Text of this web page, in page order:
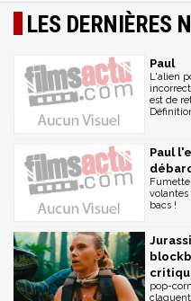
LES DERNIÈRES
Paul
L'alien
est de
Paul
volantes
bacs !
pop-
claquent